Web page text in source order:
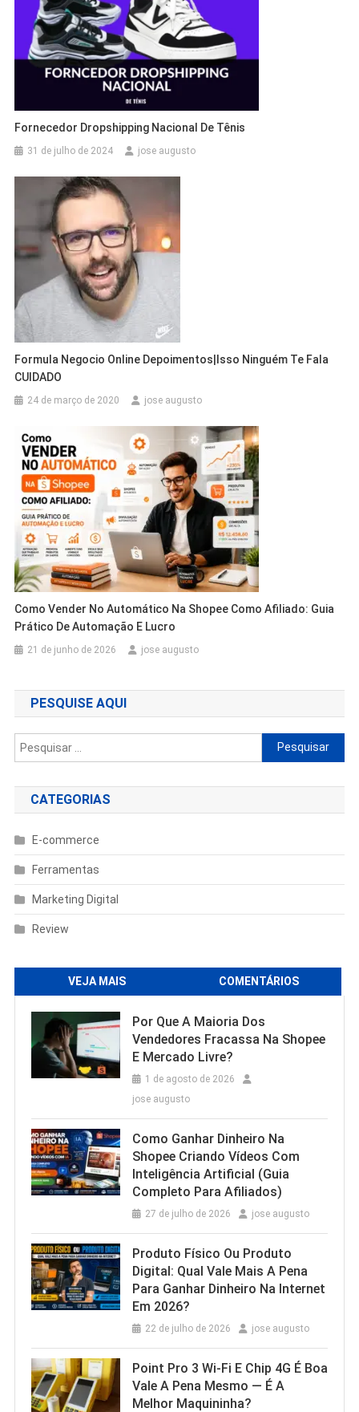
Fornecedor Dropshipping Nacional De Tênis
31 de julho de 2024 jose augusto
Formula Negocio Online Depoimentos|Isso Ninguém Te Fala
CUIDADO
24 de março de 2020 jose augusto
Como Vender No Automático Na Shopee Como Afiliado: Guia
Prático De Automação E Lucro
21 de junho de 2026 jose augusto
PESQUISE AQUI
Pesquisar
por:
CATEGORIAS
E-commerce
Ferramentas
Marketing Digital
Review
VEJA MAIS COMENTÁRIOS
Por Que A Maioria Dos
Vendedores Fracassa Na Shopee
E Mercado Livre?
1 de agosto de 2026
jose augusto
Como Ganhar Dinheiro Na
Shopee Criando Vídeos Com
Inteligência Artificial (Guia
Completo Para Afiliados)
27 de julho de 2026 jose augusto
Produto Físico Ou Produto
Digital: Qual Vale Mais A Pena
Para Ganhar Dinheiro Na Internet
Em 2026?
22 de julho de 2026 jose augusto
Point Pro 3 Wi‑Fi E Chip 4G É Boa
Vale A Pena Mesmo — É A
Melhor Maquininha?